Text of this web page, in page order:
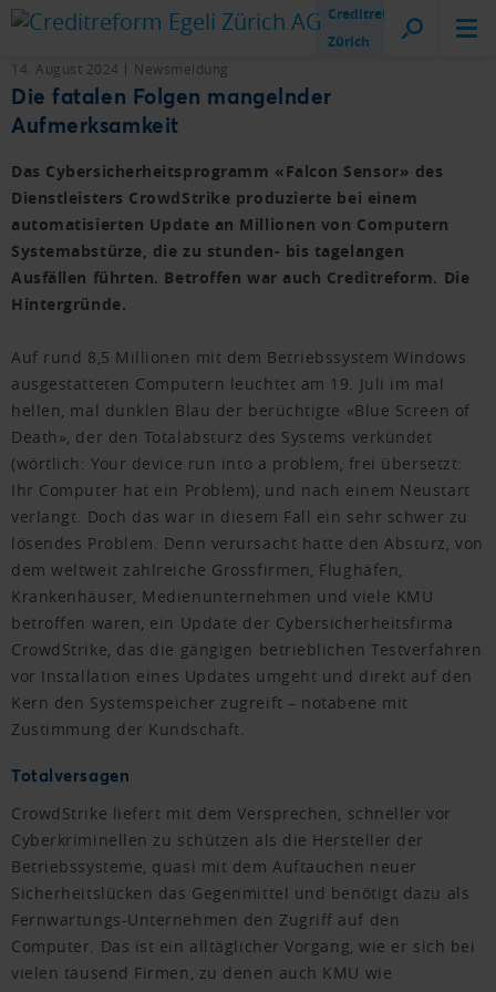
Creditreform
Zürich
14. August 2024 Newsmeldung
Die fatalen Folgen mangelnder
Aufmerksamkeit
Das Cybersicherheitsprogramm «Falcon Sensor» des
Dienstleisters CrowdStrike produzierte bei einem
automatisierten Update an Millionen von Computern
Systemabstürze, die zu stunden- bis tagelangen
Ausfällen führten. Betroffen war auch Creditreform. Die
Hintergründe.
Auf rund 8,5 Millionen mit dem Betriebssystem Windows
ausgestatteten Computern leuchtet am 19. Juli im mal
hellen, mal dunklen Blau der berüchtigte «Blue Screen of
Death», der den Totalabsturz des Systems verkündet
(wörtlich: Your device run into a problem, frei übersetzt:
Ihr Computer hat ein Problem), und nach einem Neustart
verlangt. Doch das war in diesem Fall ein sehr schwer zu
lösendes Problem. Denn verursacht hatte den Absturz, von
dem weltweit zahlreiche Grossfirmen, Flughäfen,
Krankenhäuser, Medienunternehmen und viele KMU
betroffen waren, ein Update der Cybersicherheitsfirma
CrowdStrike, das die gängigen betrieblichen Testverfahren
vor Installation eines Updates umgeht und direkt auf den
Kern den Systemspeicher zugreift – notabene mit
Zustimmung der Kundschaft.
Totalversagen
CrowdStrike liefert mit dem Versprechen, schneller vor
Cyberkriminellen zu schützen als die Hersteller der
Betriebssysteme, quasi mit dem Auftauchen neuer
Sicherheitslücken das Gegenmittel und benötigt dazu als
Fernwartungs-Unternehmen den Zugriff auf den
Computer. Das ist ein alltäglicher Vorgang, wie er sich bei
vielen tausend Firmen, zu denen auch KMU wie